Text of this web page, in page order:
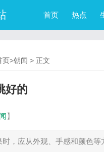
首页 热点
页>朝闻 > 正文
好的
】
时，应从外观、手感和颜色